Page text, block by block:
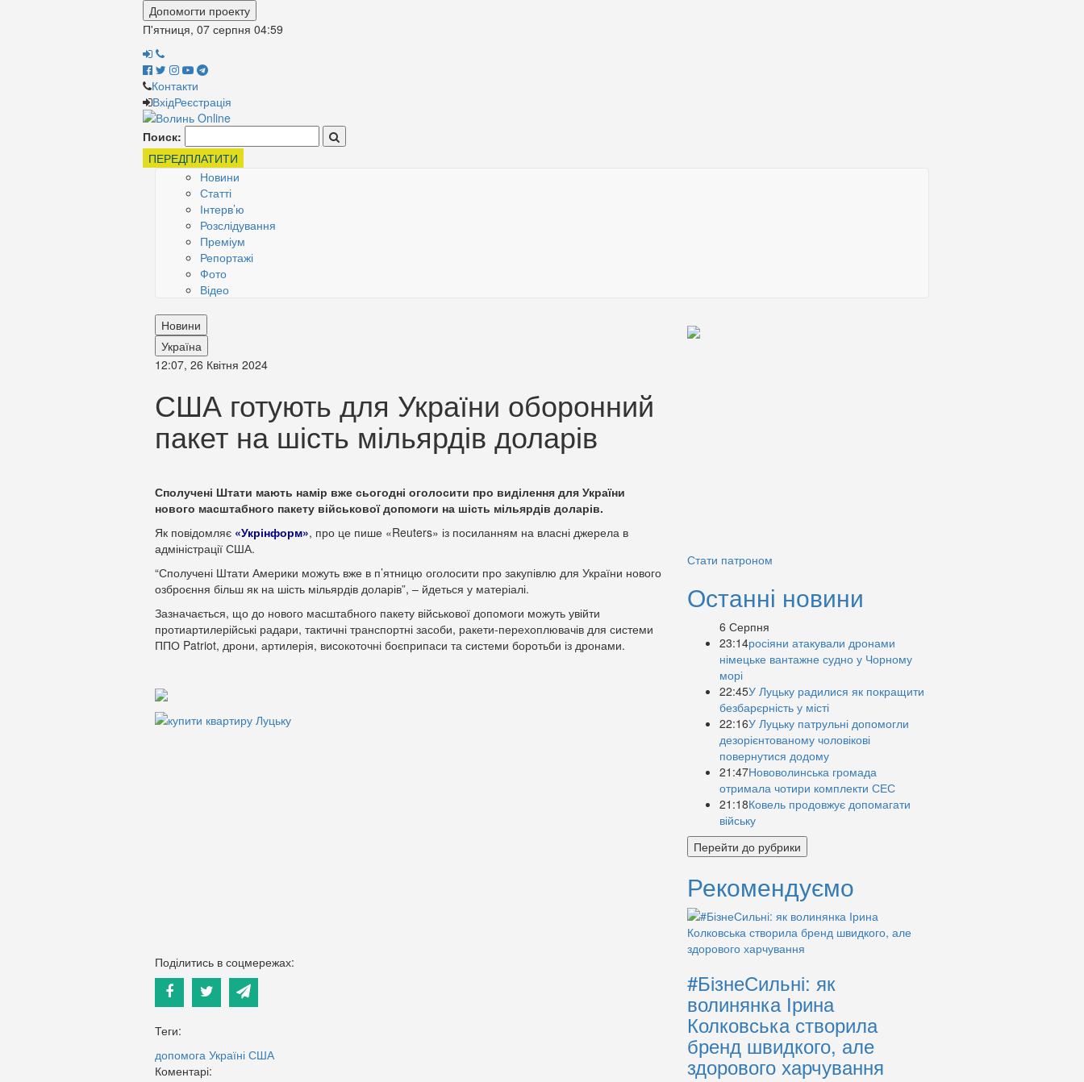
Допомогти проекту
П'ятниця, 07 серпня 04:59
Контакти
ВхідРеєстрація
Поиск:
ПЕРЕДПЛАТИТИ
Новини
Статті
Інтерв’ю
Розслідування
Преміум
Репортажі
Фото
Відео
Новини
Україна
12:07, 26 Квітня 2024
США готують для України оборонний
пакет на шість мільярдів доларів
Сполучені Штати мають намір вже сьогодні оголосити про виділення для України
нового масштабного пакету військової допомоги на шість мільярдів доларів.
Як повідомляє «Укрінформ», про це пише «Reuters» із посиланням на власні джерела в
адміністрації США.
“Сполучені Штати Америки можуть вже в п’ятницю оголосити про закупівлю для України нового
озброєння більш як на шість мільярдів доларів”, – йдеться у матеріалі.
Зазначається, що до нового масштабного пакету військової допомоги можуть увійти
протиартилерійські радари, тактичні транспортні засоби, ракети-перехоплювачів для системи
ППО Patriot, дрони, артилерія, високоточні боєприпаси та системи боротьби із дронами.
Поділитись в соцмережах:
Теги:
допомога Україні США
Коментарі:
Стати патроном
Останні новини
6 Серпня
23:14росіяни атакували дронами
німецьке вантажне судно у Чорному
морі
22:45У Луцьку радилися як покращити
безбарєрність у місті
22:16У Луцьку патрульні допомогли
дезорієнтованому чоловікові
повернутися додому
21:47Нововолинська громада
отримала чотири комплекти СЕС
21:18Ковель продовжує допомагати
війську
Перейти до рубрики
Рекомендуємо
#БізнеСильні: як
волинянка Ірина
Колковська створила
бренд швидкого, але
здорового харчування